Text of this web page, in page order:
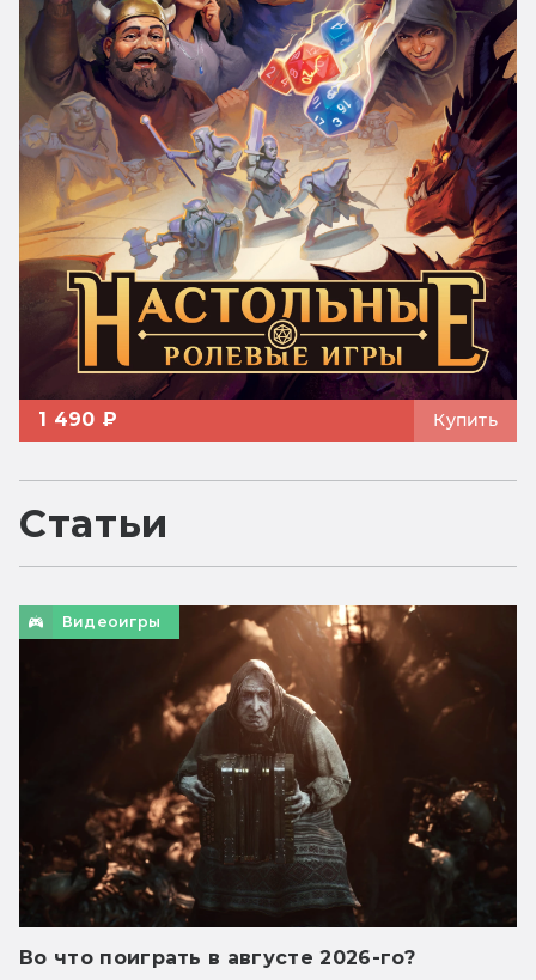
1 490 ₽ Купить
Статьи
Видеоигры
Во что поиграть в августе 2026-го?